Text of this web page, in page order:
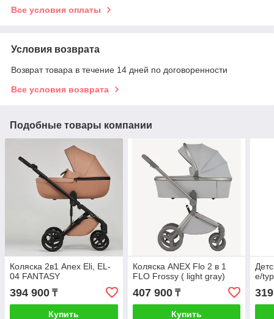
Все условия оплаты
Условия возврата
Возврат товара в течение 14 дней по договоренности
Все условия возврата
Подобные товары компании
Коляска 2в1 Anex Eli, EL-
04 FANTASY
394 900 ₸
Купить
Коляска ANEX Flo 2 в 1
FLO Frossy ( light gray)
407 900₸
Купить
e/